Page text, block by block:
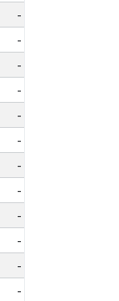
-
-
-
-
-
-
-
-
-
-
-
-